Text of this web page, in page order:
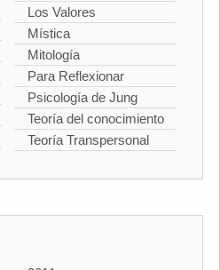
Los Valores
Mística
Mitología
Para Reflexionar
Psicología de Jung
Teoría del conocimiento
Teoría Transpersonal